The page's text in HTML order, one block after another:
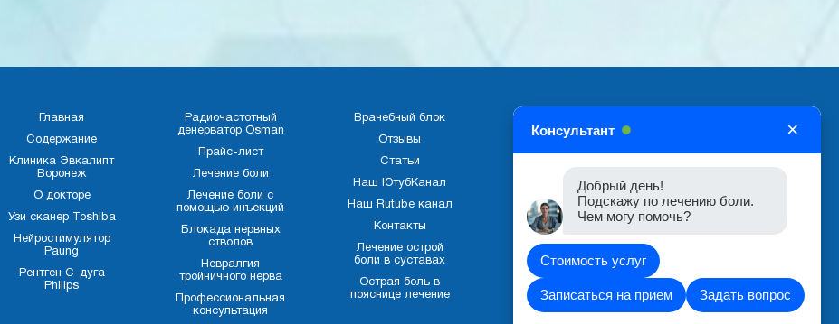
Главная
Содержание
Клиника Эвкалипт
Воронеж
О докторе
Узи сканер Toshiba
Нейростимулятор
Paung
Рентген С-дуга
Philips
Радиочастотный
денерватор Osman
Прайс-лист
Лечение боли
Лечение боли с
помощью инъекций
Блокада нервных
стволов
Невралгия
тройничного нерва
Профессиональная
консультация
Врачебный блок
Отзывы
Статьи
Наш ЮтубКанал
Наш Rutube канал
Контакты
Лечение острой
боли в суставах
Острая боль в
пояснице лечение
Консультант ×
Добрый день!
Подскажу по лечению боли.
Чем могу помочь?
Стоимость услуг
Записаться на прием Задать вопрос